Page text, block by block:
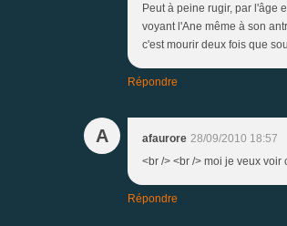
Peut à peine rugir, par l'âge
voyant l'Ane même à son
c'est mourir deux fois que
Répondre
A afaurore 28/09/2010 18:57
<br /> <br /> moi je veux
Répondre